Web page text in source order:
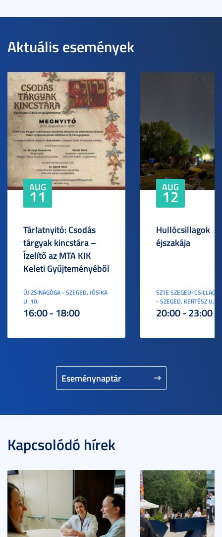
Aktuális események
Eseménynaptár
AUG
11
Tárlatnyitó: Csodás
tárgyak kincstára –
Ízelítő az MTA KIK
Keleti Gyűjteményéből
ÚJ ZSINAGÓGA - SZEGED, JÓSIKA
U. 10.
16:00 - 18:00
AUG
12
Hullócsillagok
éjszakája
SZTE SZEGEDI
- SZEGED, KERTÉSZ U. 3.
20:00 - 23:00
Kapcsolódó hírek